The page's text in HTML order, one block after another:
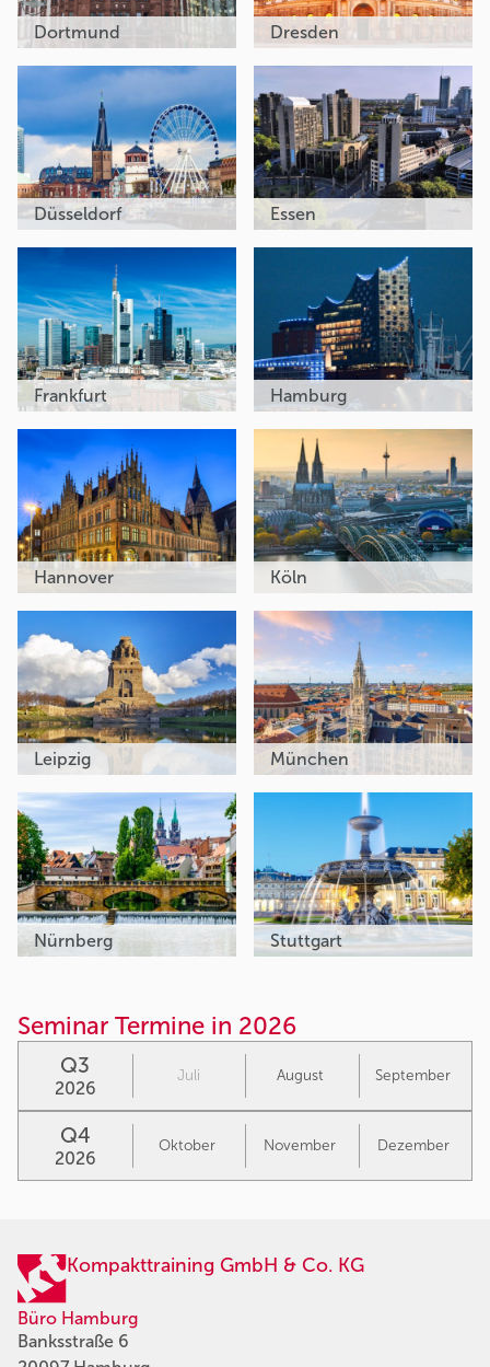
Dortmund Dresden
Düsseldorf Essen
Frankfurt Hamburg
Hannover Köln
Leipzig München
Nürnberg Stuttgart
Seminar Termine in 2026
Q3
2026
Juli August September
Q4
2026
Oktober November Dezember
Kompakttraining GmbH & Co. KG
Büro Hamburg
Banksstraße 6